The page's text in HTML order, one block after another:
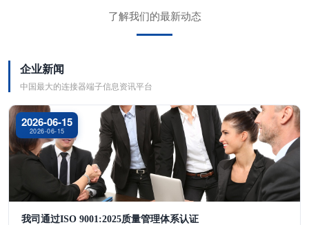
了解我们的最新动态
企业新闻
中国最大的连接器端子信息资讯平台
2026-06-15
2026-06-15
我司通过ISO 9001:2025质量管理体系认证